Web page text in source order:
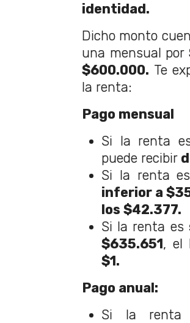
identidad.
Dicho monto
una mensual por
$600.000. Te
la renta:
Pago mensual
Si la renta
puede recibir
Si la renta
inferior a
los $42.377.
Si la renta es
$635.651, el
$1.
Pago anual:
Si la renta